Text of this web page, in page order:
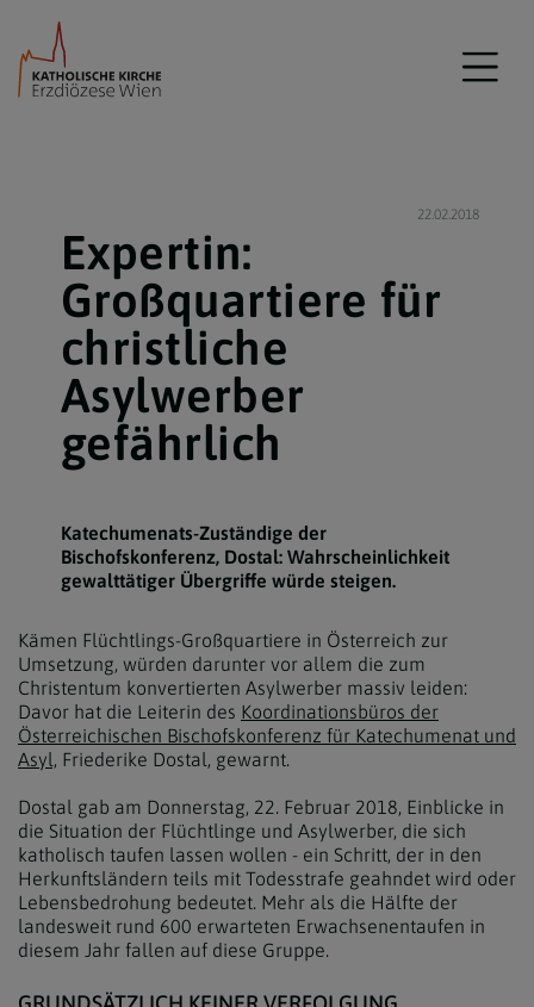
22.02.2018
Expertin:
Großquartiere für
christliche
Asylwerber
gefährlich
Katechumenats-Zuständige der
Bischofskonferenz, Dostal: Wahrscheinlichkeit
gewalttätiger Übergriffe würde steigen.
Kämen Flüchtlings-Großquartiere in Österreich zur
Umsetzung, würden darunter vor allem die zum
Christentum konvertierten Asylwerber massiv leiden:
Davor hat die Leiterin des Koordinationsbüros der
Österreichischen Bischofskonferenz für Katechumenat und
Asyl, Friederike Dostal, gewarnt.
Dostal gab am Donnerstag, 22. Februar 2018, Einblicke in
die Situation der Flüchtlinge und Asylwerber, die sich
katholisch taufen lassen wollen - ein Schritt, der in den
Herkunftsländern teils mit Todesstrafe geahndet wird oder
Lebensbedrohung bedeutet. Mehr als die Hälfte der
landesweit rund 600 erwarteten Erwachsenentaufen in
diesem Jahr fallen auf diese Gruppe.